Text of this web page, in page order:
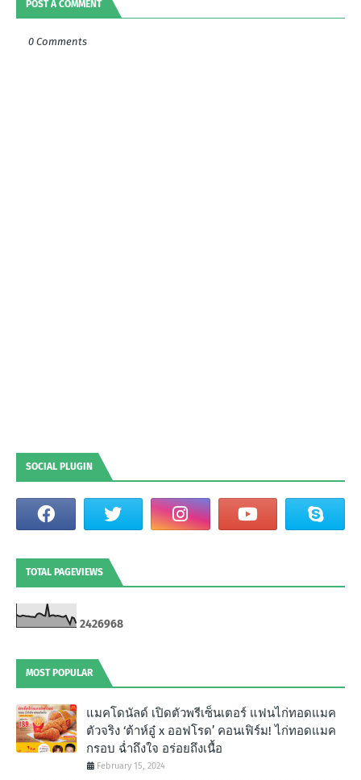
POST A COMMENT
0 Comments
SOCIAL PLUGIN
TOTAL PAGEVIEWS
2426968
MOST POPULAR
แมคโดนัลด์ เปิดตัวพรีเซ็นเตอร์ แฟนไก่ทอดแมค
ตัวจริง ‘ต้าห์อู๋ x ออฟโรด’ คอนเฟิร์ม! ไก่ทอดแมค
กรอบ ฉํ่าถึงใจ อร่อยถึงเนื้อ
February 15, 2024